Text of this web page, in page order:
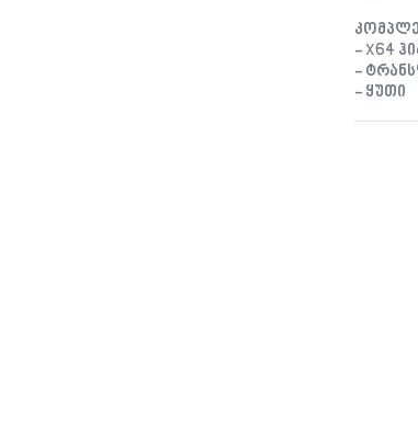
- X64
-
- ყუთი